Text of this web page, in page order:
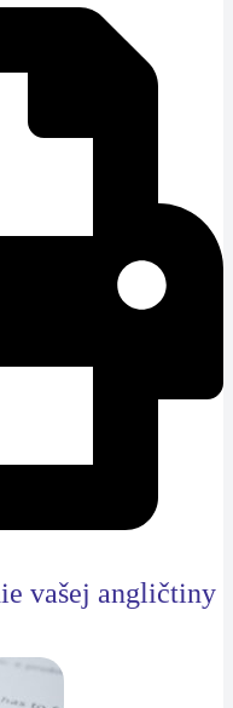
vašej angličtiny